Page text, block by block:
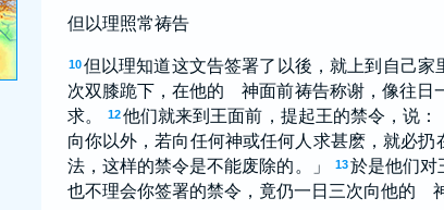
但以理照常祷告
10 但以理知道这文告签署了以後，就上到自己
次双膝跪下，在他的 神面前祷告称谢，像往日
求。
12他们就来到王面前，提起王的禁令，说
向你以外，若向任何神或任何人求甚麽，就必
法，这样的禁令是不能废除的。」
13於是他们对
也不理会你签署的禁令，竟仍一日三次向他的